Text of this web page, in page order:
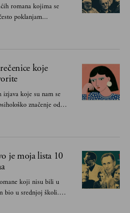
romana kojima se
poklanjam...
koje
koje su nam se
značenje od
je moja lista 10
koji nisu bili u
bio u srednjoj školi.
već dovoljno